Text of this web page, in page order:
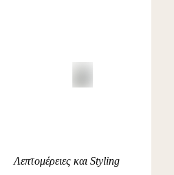
Λεπτομέρειες και Styling